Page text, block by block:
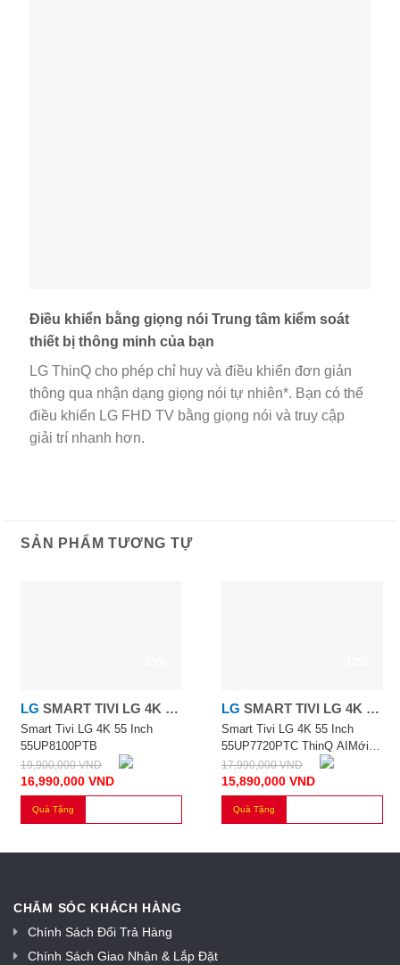
Điều khiển bằng giọng nói Trung tâm kiểm soát
thiết bị thông minh của bạn
LG ThinQ cho phép chỉ huy và điều khiển đơn giản
thông qua nhận dạng giọng nói tự nhiên*. Bạn có thể
điều khiển LG FHD TV bằng giọng nói và truy cập
giải trí nhanh hơn.
SẢN PHẨM TƯƠNG TỰ
LG SMART TIVI LG 4K 55
INCH 55UP8100PTB
Smart Tivi LG 4K 55 Inch
55UP8100PTB
19,900,000VND
16,990,000 VND
Quà Tặng
LG SMART TIVI LG 4K 55
INCH 55UP7720PTC
THINQ AI
Smart Tivi LG 4K 55 Inch
55UP7720PTC ThinQ AIMới
2021
17,990,000VND
15,890,000 VND
Quà Tặng
CHĂM SÓC KHÁCH HÀNG
Chính Sách Đổi Trả Hàng
Chính Sách Giao Nhận & Lắp Đặt